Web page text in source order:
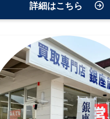
詳細はこちら